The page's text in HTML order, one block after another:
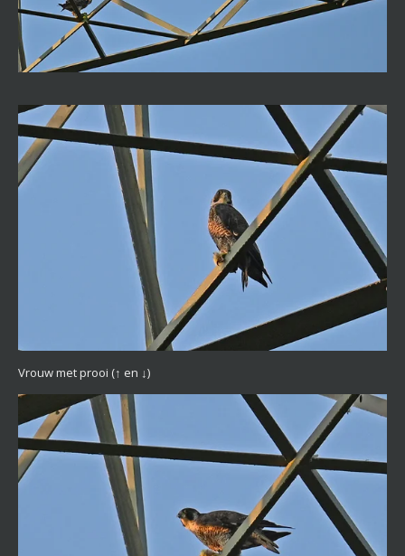
Vrouw met prooi (↑ en ↓)